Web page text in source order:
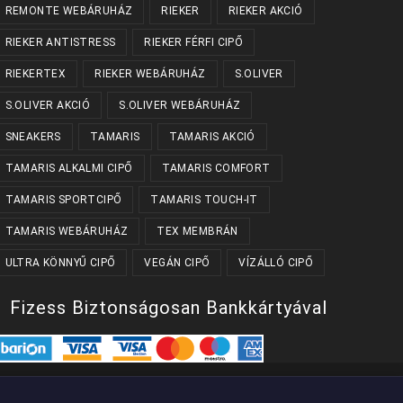
REMONTE WEBÁRUHÁZ RIEKER RIEKER AKCIÓ
RIEKER ANTISTRESS RIEKER FÉRFI CIPŐ
RIEKERTEX RIEKER WEBÁRUHÁZ S.OLIVER
S.OLIVER AKCIÓ S.OLIVER WEBÁRUHÁZ
SNEAKERS TAMARIS TAMARIS AKCIÓ
TAMARIS ALKALMI CIPŐ TAMARIS COMFORT
TAMARIS SPORTCIPŐ TAMARIS TOUCH-IT
TAMARIS WEBÁRUHÁZ TEX MEMBRÁN
ULTRA KÖNNYŰ CIPŐ VEGÁN CIPŐ VÍZÁLLÓ CIPŐ
Fizess Biztonságosan Bankkártyával